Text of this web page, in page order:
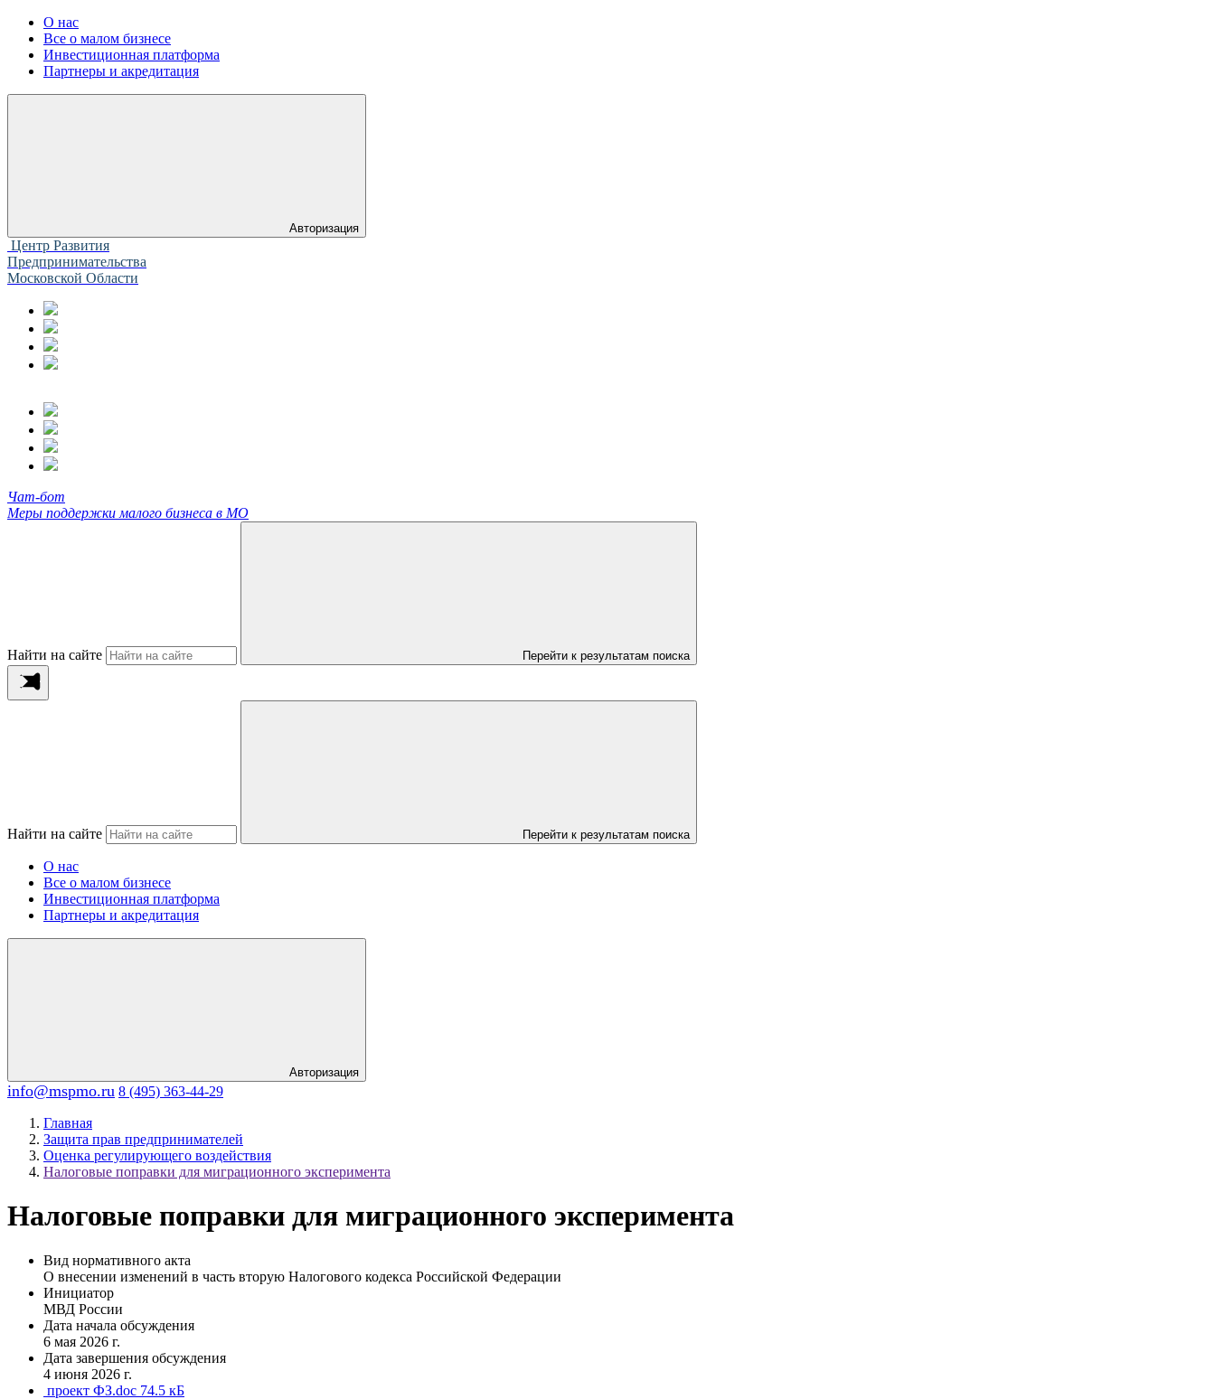
О нас
Все о малом бизнесе
Инвестиционная платформа
Партнеры и акредитация
Авторизация
Центр Развития
Предпринимательства
Московской Области
Чат-бот
Меры поддержки малого бизнеса в МО
Найти на сайте Перейти к результатам поиска
Найти на сайте Перейти к результатам поиска
О нас
Все о малом бизнесе
Инвестиционная платформа
Партнеры и акредитация
Авторизация
info@mspmo.ru 8 (495) 363-44-29
Главная
Защита прав предпринимателей
Оценка регулирующего воздействия
Налоговые поправки для миграционного эксперимента
Налоговые поправки для миграционного эксперимента
Вид нормативного акта
О внесении изменений в часть вторую Налогового кодекса Российской Федерации
Инициатор
МВД России
Дата начала обсуждения
6 мая 2026 г.
Дата завершения обсуждения
4 июня 2026 г.
проект ФЗ.doc 74.5 кБ